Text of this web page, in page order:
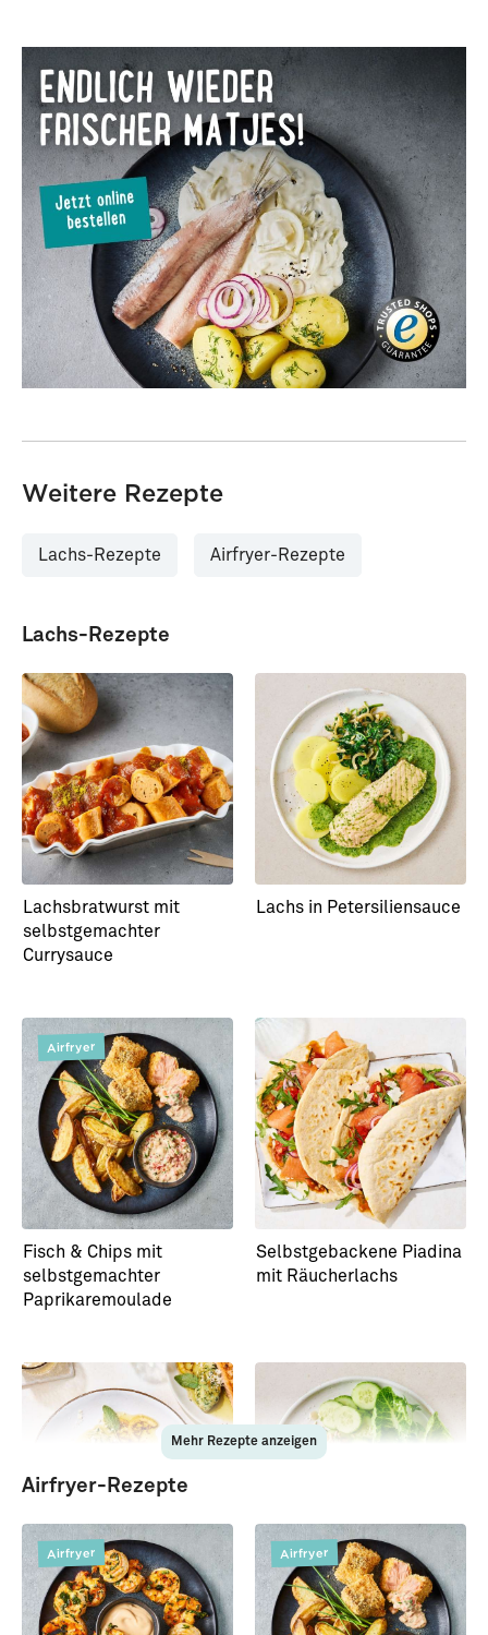
Weitere Rezepte
Lachs-Rezepte Airfryer-Rezepte
Lachs-Rezepte
Lachsbratwurst mit
selbstgemachter
Currysauce
Lachs in Petersiliensauce
Airfryer
Fisch & Chips mit
selbstgemachter
Paprikaremoulade
Selbstgebackene Piadina
mit Räucherlachs
Lachsfilet in Salbei-
Zitronenbutter mit
Laab aus Lachs mit
Koriander, Minze und
Mehr Rezepte anzeigen
Airfryer-Rezepte
Airfryer Airfryer